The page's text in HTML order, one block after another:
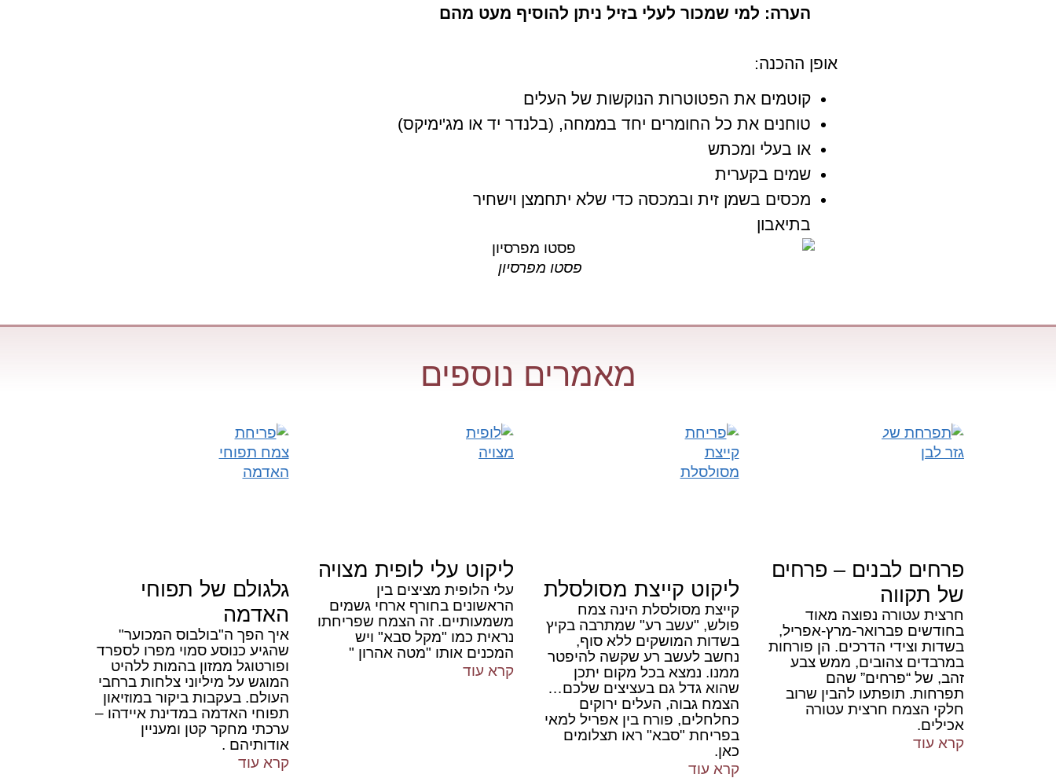
הערה: למי שמכור לעלי בזיל ניתן להוסיף מעט מהם
אופן ההכנה:
קוטמים את הפטוטרות הנוקשות של העלים
טוחנים את כל החומרים יחד בממחה, (בלנדר יד או מג'ימיקס)
או בעלי ומכתש
שמים בקערית
מכסים בשמן זית ובמכסה כדי שלא יתחמצן וישחיר
בתיאבון
פסטו מפרסיון
מאמרים נוספים
פרחים לבנים – פרחים
של תקווה
חרצית עטורה נפוצה מאוד
בחודשים פברואר-מרץ-אפריל,
בשדות וצידי הדרכים. הן פורחות
במרבדים צהובים, ממש צבע
זהב, של “פרחים” שהם
תפרחות. תופתעו להבין שרוב
חלקי הצמח חרצית עטורה
אכילים.
קרא עוד
ליקוט קייצת מסולסלת
קייצת מסולסלת הינה צמח
פולש, "עשב רע" שמתרבה בקיץ
בשדות המושקים ללא סוף,
נחשב לעשב רע שקשה להיפטר
ממנו. נמצא בכל מקום יתכן
שהוא גדל גם בעציצים שלכם…
הצמח גבוה, העלים ירוקים
כחלחלים, פורח בין אפריל למאי
בפריחת "סבא" ראו תצלומים
כאן.
קרא עוד
ליקוט עלי לופית מצויה
עלי הלופית מציצים בין
הראשונים בחורף ארחי גשמים
משמעותיים. זה הצמח שפריחתו
נראית כמו "מקל סבא" ויש
המכנים אותו "מטה אהרון "
קרא עוד
גלגולם של תפוחי
האדמה
איך הפך ה"בולבוס המכוער"
שהגיע כנוסע סמוי מפרו לספרד
ופורטוגל ממזון בהמות ללהיט
המוגש על מיליוני צלחות ברחבי
העולם. בעקבות ביקור במוזיאון
תפוחי האדמה במדינת איידהו –
ערכתי מחקר קטן ומעניין
אודותיהם .
קרא עוד